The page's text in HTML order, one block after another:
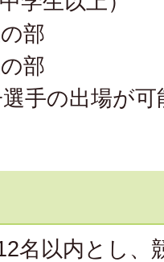
部
部
手の出場が可
名以内とし、